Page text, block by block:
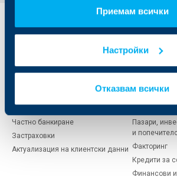
Приемам всички
Настройки
Отказвам всички
Индивидуални
Карти
Частно банкиране
Застраховки
Актуализация на клиентски данни
Бизнес
Кредитиране
Пазари,
и
Факторинг
Кредити за
Финансови